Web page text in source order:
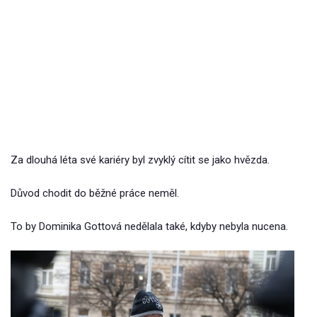
Za dlouhá léta své kariéry byl zvyklý cítit se jako hvězda.
Důvod chodit do běžné práce neměl.
To by Dominika Gottová nedělala také, kdyby nebyla nucena.